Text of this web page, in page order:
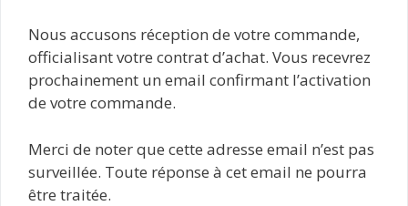
Nous accusons réception de votre commande,
officialisant votre contrat d’achat. Vous recevrez
prochainement un email confirmant l’activation
de votre commande.
Merci de noter que cette adresse email n’est pas
surveillée. Toute réponse à cet email ne pourra
être traitée.